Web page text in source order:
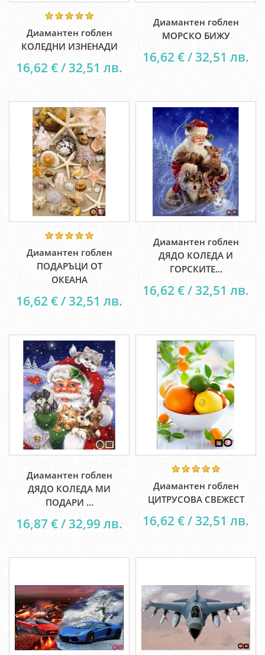
Диамантен гоблен
КОЛЕДНИ ИЗНЕНАДИ
16,62 € / 32,51 лв.
Диамантен гоблен
МОРСКО БИЖУ
16,62 € / 32,51 лв.
Диамантен гоблен
ПОДАРЪЦИ ОТ
ОКЕАНА
16,62 € / 32,51 лв.
Диамантен гоблен
ДЯДО КОЛЕДА И
ГОРСКИТЕ...
16,62 € / 32,51 лв.
Диамантен гоблен
ДЯДО КОЛЕДА МИ
ПОДАРИ ...
16,87 € / 32,99 лв.
Диамантен гоблен
ЦИТРУСОВА СВЕЖЕСТ
16,62 € / 32,51 лв.